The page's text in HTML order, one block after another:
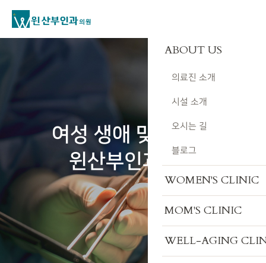
ABOUT US
의료진 소개
시설 소개
오시는 길
블로그
WOMEN'S CLINIC
MOM'S CLINIC
WELL-AGING
여성 생애 맞춤 진료
윈산부인과의원